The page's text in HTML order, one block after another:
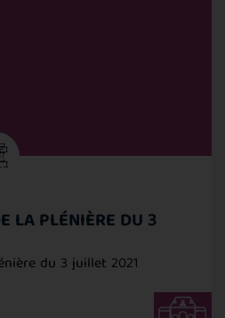
LA PLÉNIÈRE DU 3
du 3 juillet 2021